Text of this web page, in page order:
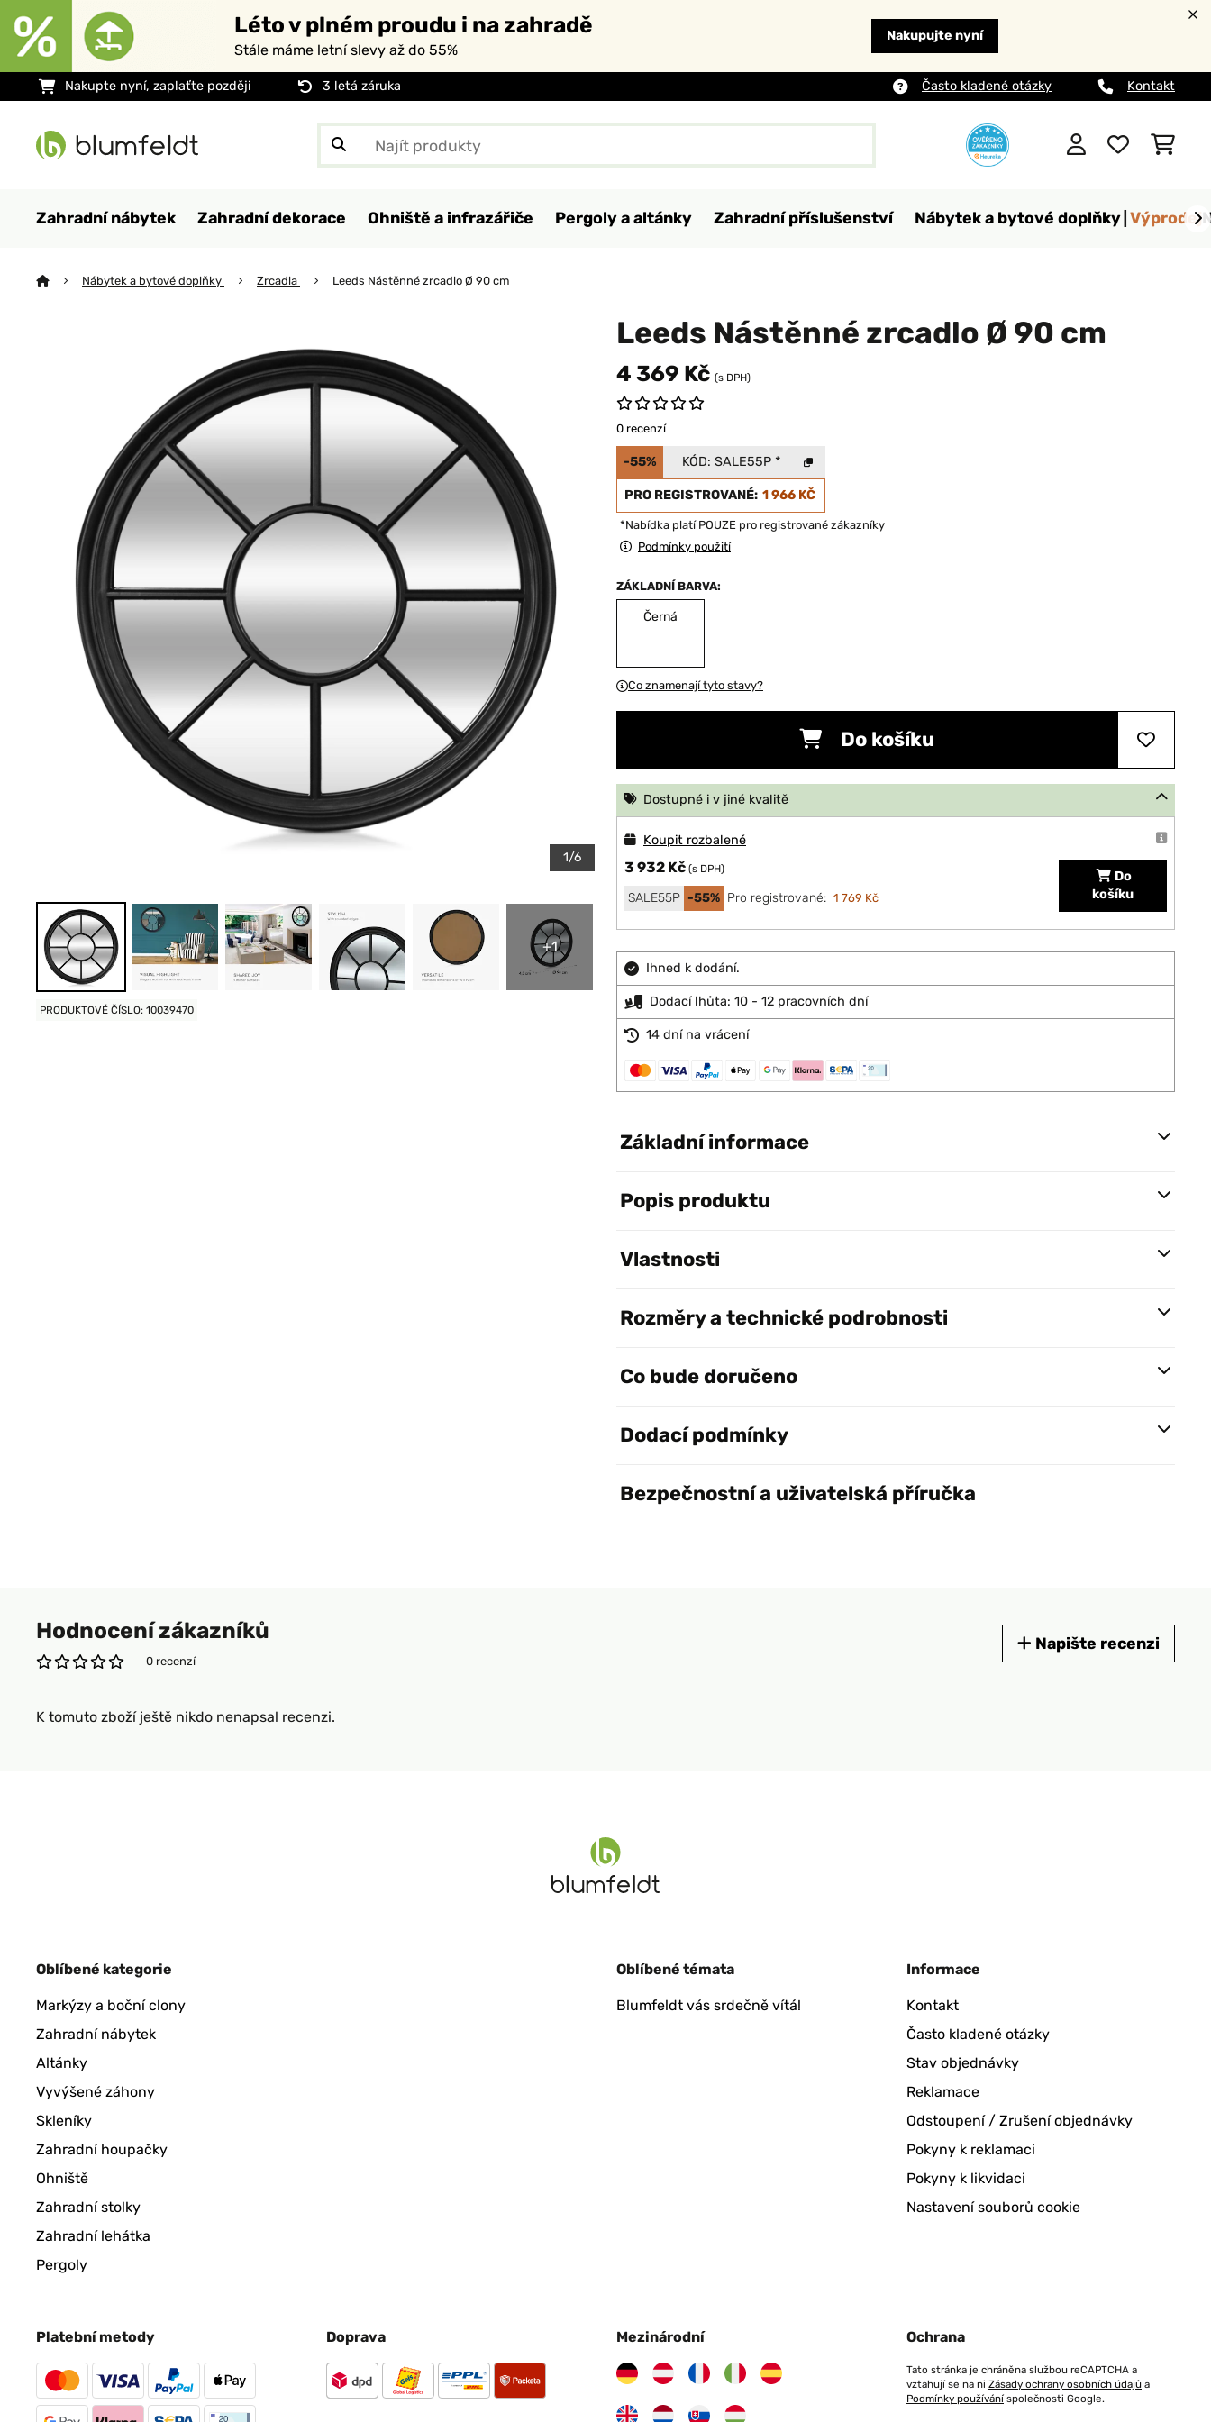
Léto v plném proudu i na zahradě
Stále máme letní slevy až do 55%
Nakupujte nyní
Nakupte nyní, zaplaťte později 3 letá záruka Často kladené otázky Kontakt
Zahradní nábytek Zahradní dekorace Ohniště a infrazářiče Pergoly a altánky Zahradní příslušenství Nábytek a bytové doplňky Výprodej
Nábytek a bytové doplňky Zrcadla Leeds Nástěnné zrcadlo Ø 90 cm
1/6
+1
PRODUKTOVÉ ČÍSLO: 10039470
Leeds Nástěnné zrcadlo Ø 90 cm
4 369 Kč (s DPH)
0 recenzí
-55% KÓD: SALE55P*
PRO REGISTROVANÉ: 1 966 KČ
*Nabídka platí POUZE pro registrované zákazníky
Podmínky použití
ZÁKLADNÍ BARVA:
Černá
Co znamenají tyto stavy?
Do košíku
Dostupné i v jiné kvalitě
Koupit rozbalené
3 932 Kč (s DPH)
SALE55P -55% Pro registrované: 1 769 Kč
Do
košíku
Ihned k dodání.
Dodací lhůta: 10 - 12 pracovních dní
14 dní na vrácení
Základní informace
Popis produktu
Vlastnosti
Rozměry a technické podrobnosti
Co bude doručeno
Dodací podmínky
Bezpečnostní a uživatelská příručka
Hodnocení zákazníků
0 recenzí
Napište recenzi
K tomuto zboží ještě nikdo nenapsal recenzi.
Oblíbené kategorie
Markýzy a boční clony
Zahradní nábytek
Altánky
Vyvýšené záhony
Skleníky
Zahradní houpačky
Ohniště
Zahradní stolky
Zahradní lehátka
Pergoly
Oblíbené témata
Blumfeldt vás srdečně vítá!
Informace
Kontakt
Často kladené otázky
Stav objednávky
Reklamace
Odstoupení / Zrušení objednávky
Pokyny k reklamaci
Pokyny k likvidaci
Nastavení souborů cookie
Platební metody Doprava Mezinárodní Ochrana
Tato stránka je chráněna službou reCAPTCHA a
vztahují se na ni Zásady ochrany osobních údajů a
Podmínky používání společnosti Google.